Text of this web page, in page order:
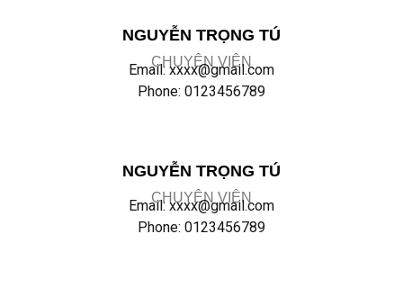
NGUYỄN TRỌNG TÚ
CHUYÊN VIÊN
Email: xxxx@gmail.com
Phone: 0123456789
NGUYỄN TRỌNG TÚ
CHUYÊN VIÊN
Email: xxxx@gmail.com
Phone: 0123456789